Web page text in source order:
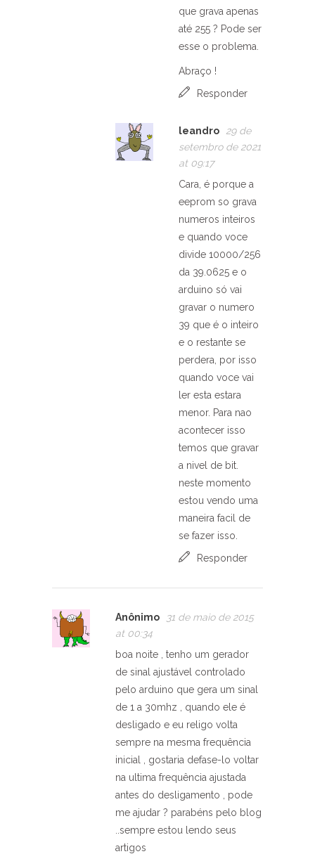
que grava apenas
até 255 ? Pode ser
esse o problema.
Abraço !
Responder
leandro
29 de
setembro de 2021
at 09:17
Cara, é porque a
eeprom so grava
numeros inteiros
e quando voce
divide 10000/256
da 39.0625 e o
arduino só vai
gravar o numero
39 que é o inteiro
e o restante se
perdera, por isso
quando voce vai
ler esta estara
menor. Para nao
acontecer isso
temos que gravar
a nivel de bit.
neste momento
estou vendo uma
maneira facil de
se fazer isso.
Responder
Anônimo
31 de maio de 2015
at 00:34
boa noite , tenho um gerador
de sinal ajustável controlado
pelo arduino que gera um sinal
de 1 a 30mhz , quando ele é
desligado e eu religo volta
sempre na mesma frequência
inicial , gostaria defase-lo voltar
na ultima frequência ajustada
antes do desligamento , pode
me ajudar ? parabéns pelo blog
..sempre estou lendo seus
artigos